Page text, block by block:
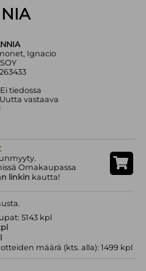
Ignacio
tiedossa
vastaava
Omakaupassa
linkin kautta!
5143 kpl
määrä (kts. alla): 1499 kpl